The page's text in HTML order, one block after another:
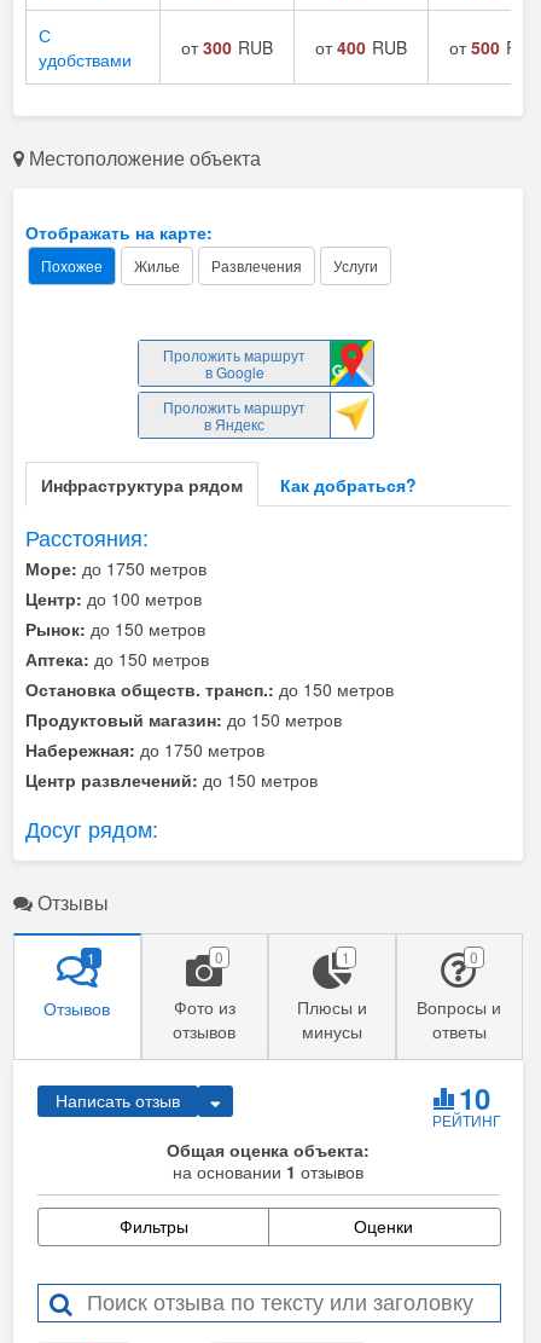
С
удобствами
от300 RUB от400 RUB от500 RUB
Местоположение объекта
Отображать на карте:
Похожее Жилье Развлечения Услуги
Проложить маршрут
в Google
Проложить маршрут
в Яндекс
Инфраструктура рядом Как добраться?
Расстояния:
Море: до 1750 метров
Центр: до 100 метров
Рынок: до 150 метров
Аптека: до 150 метров
Остановка обществ. трансп.: до 150 метров
Продуктовый магазин: до 150 метров
Набережная: до 1750 метров
Центр развлечений: до 150 метров
Досуг рядом:
Отзывы
Отзывов
1
Фото из
отзывов
0
Плюсы и
минусы
1
Вопросы и
ответы
0
Написать отзыв 10
РЕЙТИНГ
Общая оценка объекта:
на основании 1 отзывов
Фильтры Оценки